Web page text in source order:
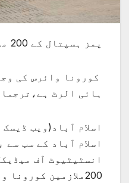
پمز ہسپتال کے 200 ملازمین کورونا کا شکار
کورونا وائرس کی
ہائی الرٹ
اسلام آباد(ویب
اسلام آباد کے سب
انسٹیٹیوٹ آف
200ملازمین